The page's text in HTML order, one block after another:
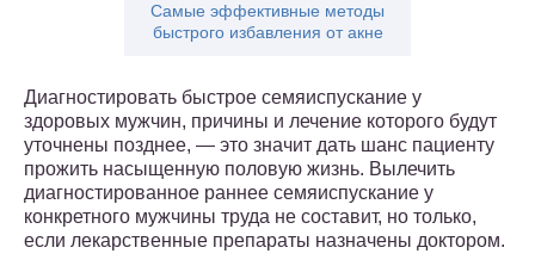
Самые эффективные методы
быстрого избавления от акне
Диагностировать быстрое семяиспускание у
здоровых мужчин, причины и лечение которого будут
уточнены позднее, — это значит дать шанс пациенту
прожить насыщенную половую жизнь. Вылечить
диагностированное раннее семяиспускание у
конкретного мужчины труда не составит, но только,
если лекарственные препараты назначены доктором.